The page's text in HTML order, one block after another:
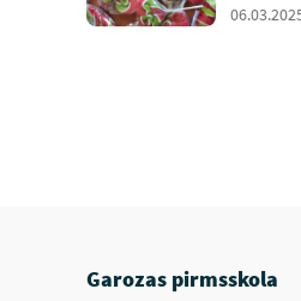
Garozas pirmsskola